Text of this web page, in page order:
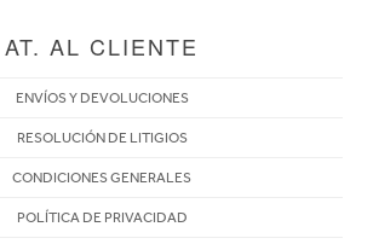
AT. AL CLIENTE
ENVÍOS Y DEVOLUCIONES
RESOLUCIÓN DE LITIGIOS
CONDICIONES GENERALES
POLÍTICA DE PRIVACIDAD